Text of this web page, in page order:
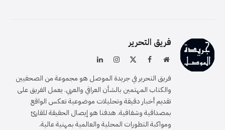
فريق التحرير
موقعفيسبوك الانستغرام
لينكدإن
فريق التحرير في جريدة الموصل هو مجموعة من الصحفيين
والكتاب المهتمين بالشأن العراقي والعربي. يعمل الفريق على
تقديم أخبار دقيقة وتحليلات موضوعية تعكس الواقع
بمصداقية وشفافية. هدفنا هو إيصال الحقيقة للقارئ
ومواكبة التطورات المحلية والعالمية بمهنية عالية.